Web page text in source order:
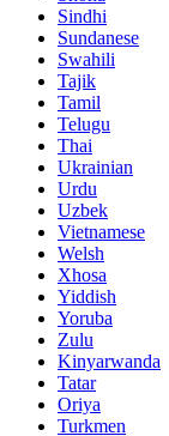
Sindhi
Sundanese
Swahili
Tajik
Tamil
Telugu
Thai
Ukrainian
Urdu
Uzbek
Vietnamese
Welsh
Xhosa
Yiddish
Yoruba
Zulu
Kinyarwanda
Tatar
Oriya
Turkmen